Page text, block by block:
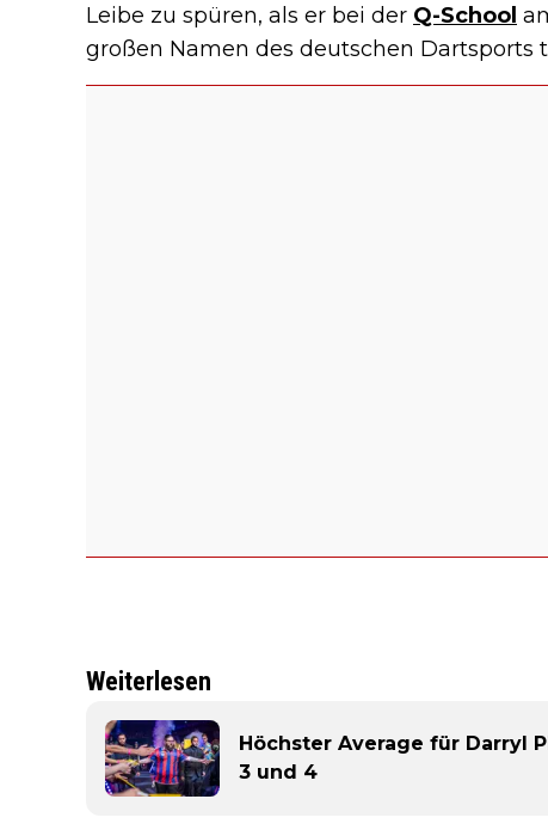
Leibe zu spüren, als er bei der Q-School
großen Namen des deutschen Dartsports
Weiterlesen
Höchster Average für Darryl
3 und 4